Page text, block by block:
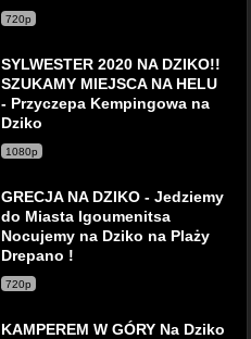
720p
SYLWESTER 2020 NA DZIKO!!
SZUKAMY MIEJSCA NA HELU
- Przyczepa Kempingowa na
Dziko
1080p
GRECJA NA DZIKO - Jedziemy
do Miasta Igoumenitsa
Nocujemy na Dziko na Plaży
Drepano !
720p
KAMPEREM W GÓRY Na Dziko